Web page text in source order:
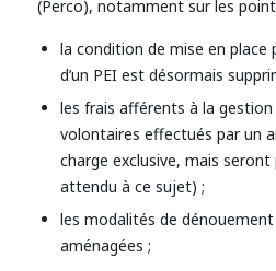
(Perco), notamment sur les
la condition de mise en place
d’un PEI est désormais
les frais afférents à la
volontaires effectués par un
charge exclusive, mais
attendu à ce sujet) ;
les modalités de
aménagées ;